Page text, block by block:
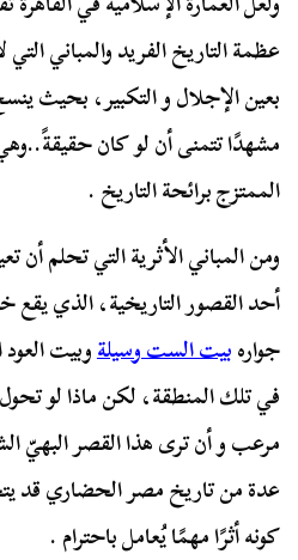
عظمة التاريخ الفريد والمباني التي
بعين الإجلال و التكبير، بحيث
مشهدًا تتمنى أن لو كان
الممتزج برائحة التاريخ .
ومن المباني الأثرية التي تحلم
أحد القصور التاريخية، الذي
جوارهبيت الست وسيلةوبيت
في تلك المنطقة، لكن ماذا لو
مرعب و أن ترى هذا القصر البهيّ
عدة من تاريخ مصر الحضاري قد
كونه أثرًا مهمًا يُعامل باحترام .